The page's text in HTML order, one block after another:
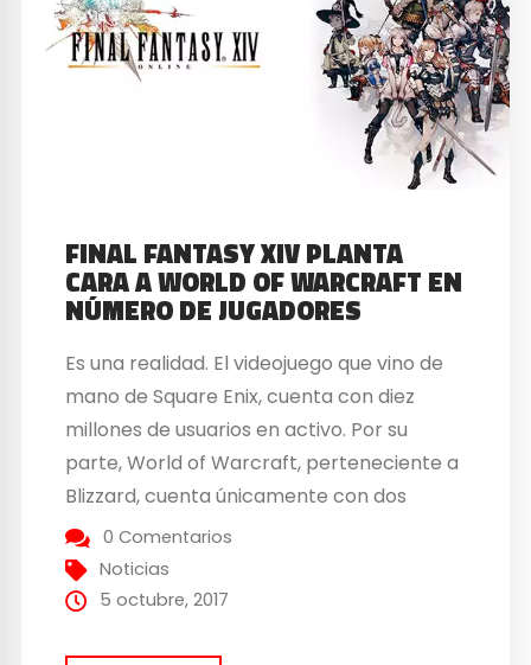
FINAL FANTASY XIV PLANTA
CARA A WORLD OF WARCRAFT EN
NÚMERO DE JUGADORES
Es una realidad. El videojuego que vino de
mano de Square Enix, cuenta con diez
millones de usuarios en activo. Por su
parte, World of Warcraft, perteneciente a
Blizzard, cuenta únicamente con dos
millones de jugadores más que el
MMORPG. Parece ser que Final Fantasy XIV
ha roto con las previsiones que vaticinaba
0 Comentarios
Noticias
5 octubre, 2017